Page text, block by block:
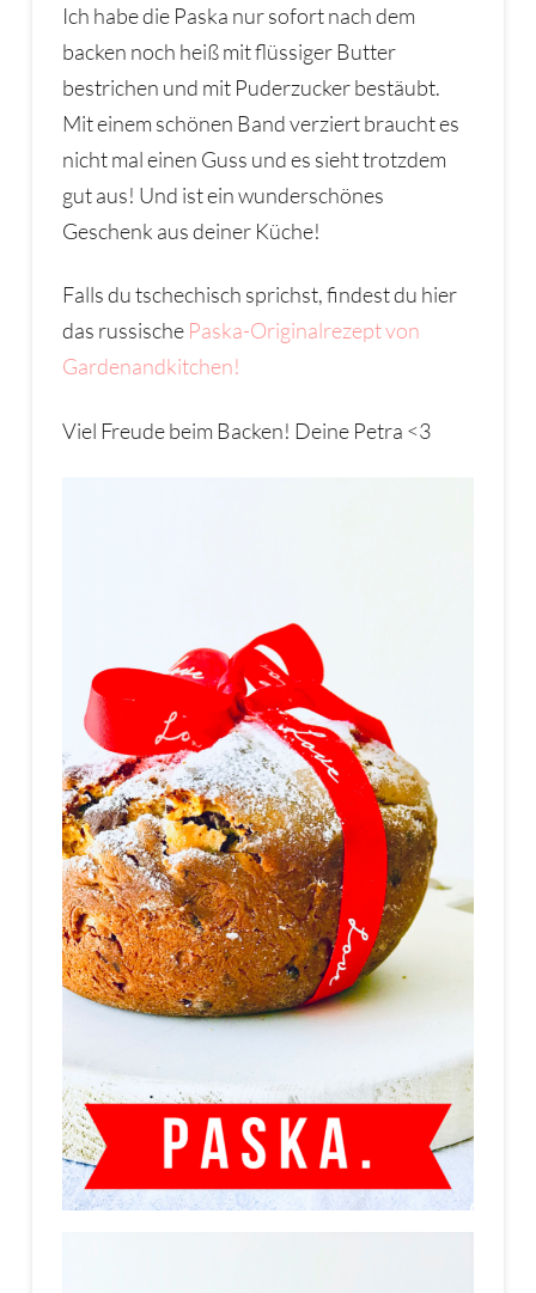
Ich habe die Paska nur sofort nach dem
backen noch heiß mit flüssiger Butter
bestrichen und mit Puderzucker bestäubt.
Mit einem schönen Band verziert braucht es
nicht mal einen Guss und es sieht trotzdem
gut aus! Und ist ein wunderschönes
Geschenk aus deiner Küche!
Falls du tschechisch sprichst, findest du hier
das russische Paska-Originalrezept von
Gardenandkitchen!
Viel Freude beim Backen! Deine Petra <3